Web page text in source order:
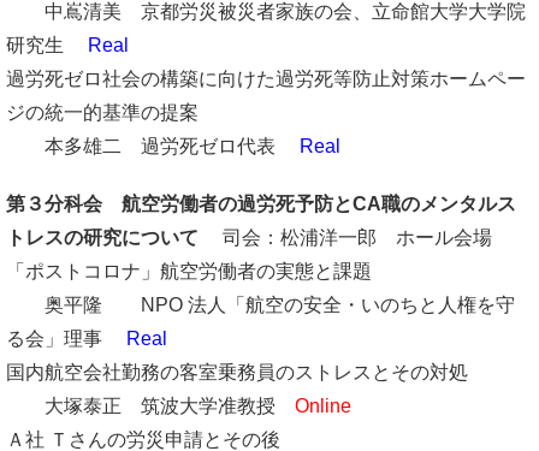
中嶌清美 京都労災被災者家族の会、立命館大学大学院
研究生
Real
過労死ゼロ社会の構築に向けた過労死等防止対策ホームペー
ジの統一的基準の提案
本多雄二 過労死ゼロ代表
Real
第３分科会 航空労働者の過労死予防とCA職のメンタルス
トレスの研究について
司会：松浦洋一郎 ホール会場
「ポストコロナ」航空労働者の実態と課題
奥平隆 NPO 法人「航空の安全・いのちと人権を守
る会」理事
Real
国内航空会社勤務の客室乗務員のストレスとその対処
大塚泰正 筑波大学准教授 Online
Ａ社 Ｔさんの労災申請とその後